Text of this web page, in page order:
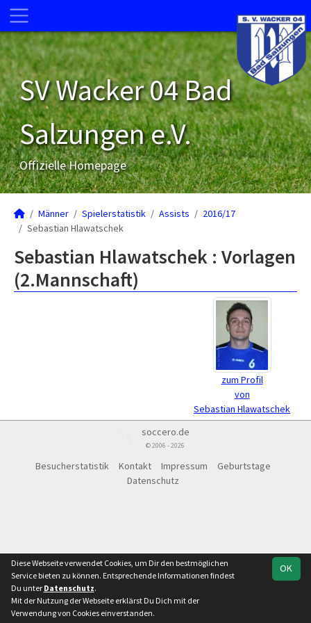
SV Wacker 04 Bad
Salzungen e.V.
Offizielle Homepage
Männer Spielerstatistik Assists
2016/17
Sebastian Hlawatschek
Sebastian Hlawatschek : Vorlagen
(2.Mannschaft)
zum Profil
von
Sebastian Hlawatschek
soccero.de
© 2006 - 2026
Besucherstatistik Kontakt Impressum
Geburtstage
Datenschutz
OK
Diese Webseite verwendet Cookies, um Dir den bestmöglichen
Service bieten zu können. Entsprechende Informationen findest
Du unter Datenschutz.
Mit der Nutzung der Webseite erklärst Du Dich mit der
Verwendung von Cookies einverstanden.